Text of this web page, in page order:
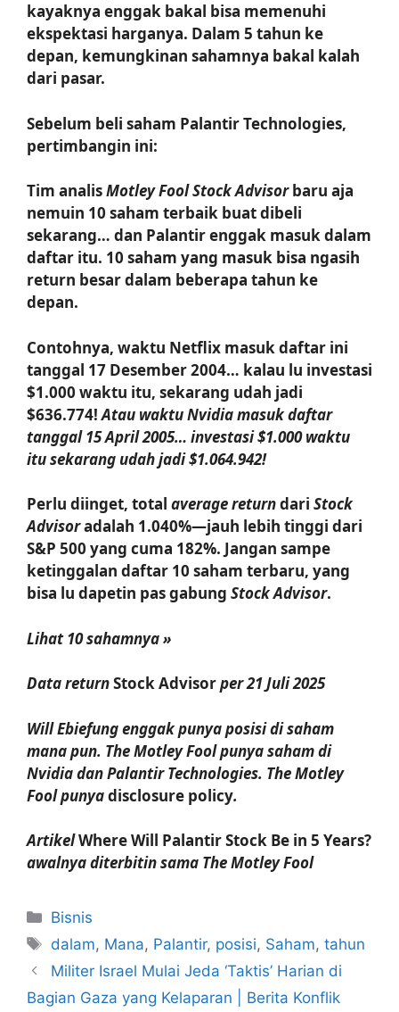
kayaknya enggak bakal bisa memenuhi
ekspektasi harganya. Dalam 5 tahun ke
depan, kemungkinan sahamnya bakal kalah
dari pasar.
Sebelum beli saham Palantir Technologies,
pertimbangin ini:
Tim analisMotley Fool Stock Advisorbaru aja
nemuin 10 saham terbaik buat dibeli
sekarang… dan Palantir enggak masuk dalam
daftar itu. 10 saham yang masuk bisa ngasih
return besar dalam beberapa tahun ke
depan.
Contohnya, waktu Netflix masuk daftar ini
tanggal 17 Desember 2004… kalau lu investasi
$1.000 waktu itu, sekarang udah jadi
$636.774!Atau waktu Nvidia masuk daftar
tanggal 15 April 2005… investasi $1.000 waktu
itu sekarang udah jadi $1.064.942!
Perlu diinget, total average returndari Stock
Advisoradalah 1.040%—jauh lebih tinggi dari
S&P 500 yang cuma 182%. Jangan sampe
ketinggalan daftar 10 saham terbaru, yang
bisa lu dapetin pas gabung Stock Advisor.
Lihat 10 sahamnya »
Data returnStock Advisorper 21 Juli 2025
Will Ebiefung enggak punya posisi di saham
mana pun. The Motley Fool punya saham di
Nvidia dan Palantir Technologies. The Motley
Fool punyadisclosure policy.
ArtikelWhere Will Palantir Stock Be in 5 Years?
awalnya diterbitin sama The Motley Fool
Kategori
Bisnis
Tag
dalam, Mana, Palantir, posisi, Saham,tahun
Militer Israel Mulai Jeda ‘Taktis’ Harian di
Bagian Gaza yang Kelaparan | Berita Konflik